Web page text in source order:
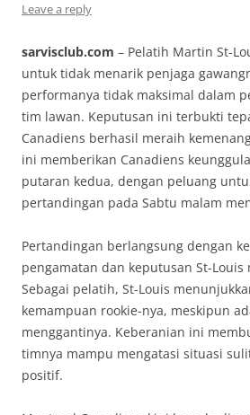
Leave a reply
sarvisclub.com – Pelatih Martin St-
untuk tidak menarik penjaga
performanya tidak maksimal dalam
tim lawan. Keputusan ini terbukti
Canadiens berhasil meraih
ini memberikan Canadiens
putaran kedua, dengan peluang
pertandingan pada Sabtu malam
Pertandingan berlangsung dengan
pengamatan dan keputusan St-Louis
Sebagai pelatih, St-Louis
kemampuan rookie-nya, meskipun
menggantinya. Keberanian ini
timnya mampu mengatasi situasi
positif.